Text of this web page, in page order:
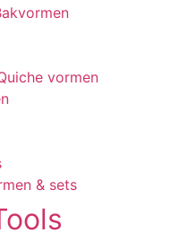
vormen
& sets